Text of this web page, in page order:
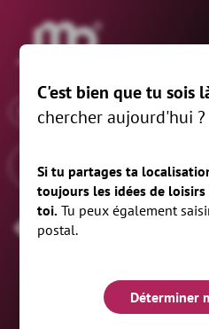
®
Quand x
Fête des mères
C'est bien que tu sois
chercher aujourd'hui ?
Si tu partages ta
toujours les idées de
toi. Tu peux également
postal.
Déterminer